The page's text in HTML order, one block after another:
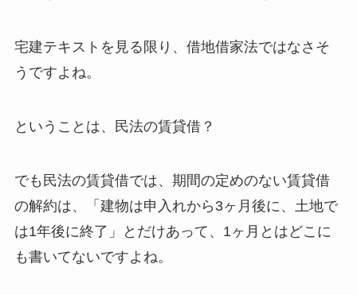
宅建テキストを見る限り、借地借家法ではなさそ
うですよね。
ということは、民法の賃貸借？
でも民法の賃貸借では、期間の定めのない賃貸借
の解約は、「建物は申入れから3ヶ月後に、土地で
は1年後に終了」とだけあって、1ヶ月とはどこに
も書いてないですよね。